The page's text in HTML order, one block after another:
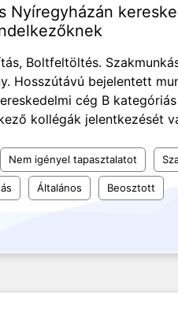
Nyíregyházán
Boltfeltöltés.
Hosszútávú bejelentett
cég B
kollégák jelentkezését
Nem igényel tapasztalatot
Általános Beosztott